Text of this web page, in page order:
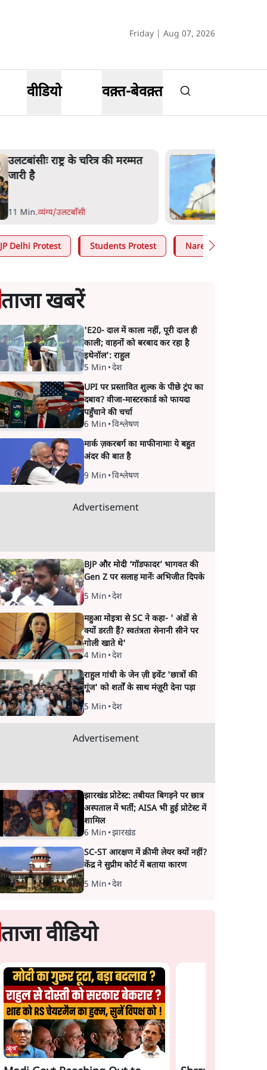
Friday | Aug 07, 2026
वीडियो वक़्त-बेवक़्त
उलटबांसीः राष्ट्र के चरित्र की मरम्मत
जारी है
11 Min.व्यंग्य/उलटबाँसी
Delhi Protest Students Protest Narendra Modi
ताजा खबरें
'E20- दाल में काला नहीं, पूरी दाल ही
काली; वाहनों को बरबाद कर रहा है
इथेनॉल': राहुल
5 Min •देश
UPI पर प्रस्तावित शुल्क के पीछे ट्रंप का
दबाव? वीजा-मास्टरकार्ड को फायदा
पहुँचाने की चर्चा
6 Min •विश्लेषण
मार्क ज़करबर्ग का माफीनामाः ये बहुत
अंदर की बात है
9 Min •विश्लेषण
Advertisement
BJP और मोदी ‘गॉडफादर’ भागवत की
Gen Z पर सलाह मानेंः अभिजीत दिपके
5 Min •देश
महुआ मोइत्रा से SC ने कहा- ' अंडों से
क्यों डरती हैं? स्वतंत्रता सेनानी सीने पर
गोली खाते थे'
4 Min •देश
राहुल गांधी के जेन ज़ी इवेंट 'छात्रों की
गूंज' को शर्तों के साथ मंज़ूरी देना पड़ा
5 Min •देश
Advertisement
झारखंड प्रोटेस्ट: तबीयत बिगड़ने पर छात्र
अस्पताल में भर्ती; AISA भी हुई प्रोटेस्ट में
शामिल
6 Min •झारखंड
SC-ST आरक्षण में क्रीमी लेयर क्यों नहीं?
केंद्र ने सुप्रीम कोर्ट में बताया कारण
5 Min •देश
ताजा वीडियो